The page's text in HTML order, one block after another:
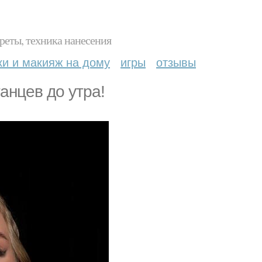
техника нанесения
и макияж на дому игры отзывы
до утра!